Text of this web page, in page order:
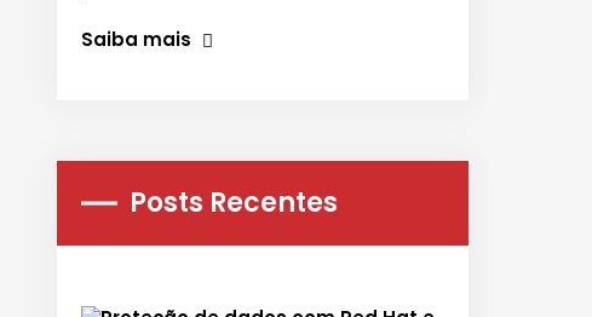
Saiba mais
Posts Recentes